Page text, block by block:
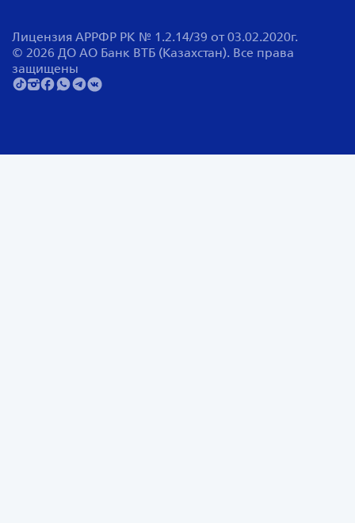
Лицензия АРРФР РК № 1.2.14/39 от 03.02.2020г.
© 2026 ДО АО Банк ВТБ (Казахстан). Все права
защищены